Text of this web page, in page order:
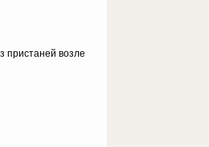
пристаней возле